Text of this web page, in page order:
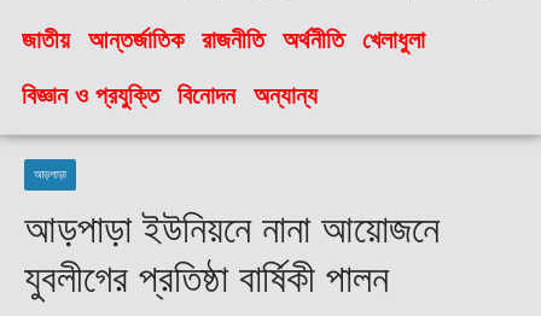
জাতীয় আন্তর্জাতিক রাজনীতি অর্থনীতি খেলাধুলা
বিজ্ঞান ও প্রযুক্তি বিনোদন অন্যান্য
আড়পাড়া
আড়পাড়া ইউনিয়নে নানা আয়োজনে
যুবলীগের প্রতিষ্ঠা বার্ষিকী পালন